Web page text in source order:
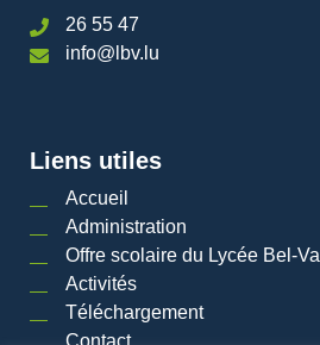
26 55 47
info@lbv.lu
Liens utiles
Accueil
Administration
Offre scolaire du Lycée Bel-Val
Activités
Téléchargement
Contact